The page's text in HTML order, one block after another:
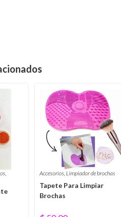
,
Accesorios,Limpiador de brochas
Tapete Para Limpiar
Brochas